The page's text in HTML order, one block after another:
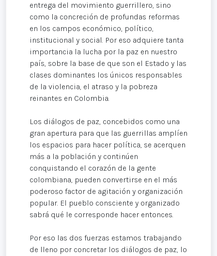
entrega del movimiento guerrillero, sino
como la concreción de profundas reformas
en los campos económico, político,
institucional y social. Por eso adquiere tanta
importancia la lucha por la paz en nuestro
país, sobre la base de que son el Estado y las
clases dominantes los únicos responsables
de la violencia, el atraso y la pobreza
reinantes en Colombia.
Los diálogos de paz, concebidos como una
gran apertura para que las guerrillas amplíen
los espacios para hacer política, se acerquen
más a la población y continúen
conquistando el corazón de la gente
colombiana, pueden convertirse en el más
poderoso factor de agitación y organización
popular. El pueblo consciente y organizado
sabrá qué le corresponde hacer entonces.
Por eso las dos fuerzas estamos trabajando
de lleno por concretar los diálogos de paz, lo